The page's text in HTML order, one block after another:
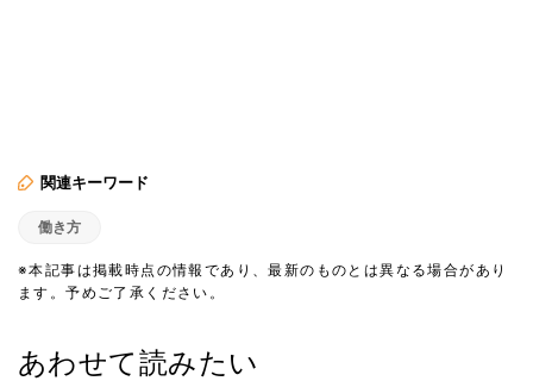
関連キーワード
働き方
※本記事は掲載時点の情報であり、最新のものとは異なる場合があり
ます。予めご了承ください。
あわせて読みたい